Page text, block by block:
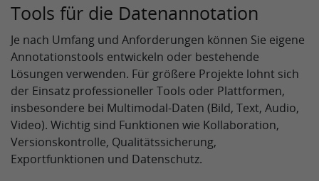
Tools für die Datenannotation
Je nach Umfang und Anforderungen können Sie eigene
Annotationstools entwickeln oder bestehende
Lösungen verwenden. Für größere Projekte lohnt sich
der Einsatz professioneller Tools oder Plattformen,
insbesondere bei Multimodal‑Daten (Bild, Text, Audio,
Video). Wichtig sind Funktionen wie Kollaboration,
Versionskontrolle, Qualitätssicherung,
Exportfunktionen und Datenschutz.